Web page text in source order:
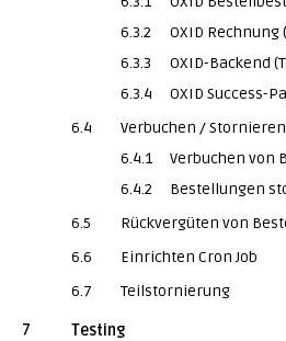
6.3.2
OXID Rechnung
6.3.3
OXID-Backend
6.3.4
OXID Success-
6.4
Verbuchen /
6.4.1
Verbuchen von
6.4.2
Bestellungen
6.5
Rückvergüten von
6.6
Einrichten Cron Job
6.7
Teilstornierung
7
Testing